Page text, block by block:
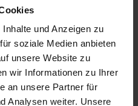
und Anzeigen zu
soziale Medien anbieten
unsere Website zu
wir Informationen zu Ihrer
an unsere Partner für
Analysen weiter. Unsere